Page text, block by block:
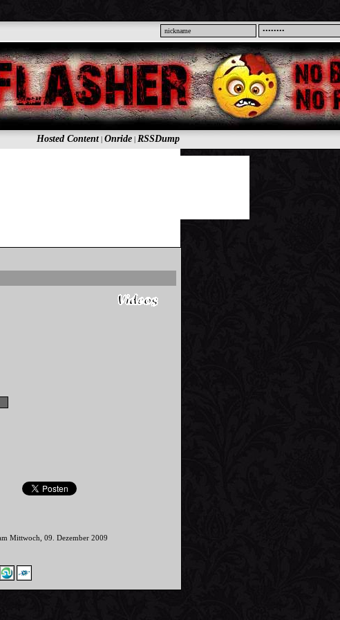
Hosted Content| Onride| RSSDump
Mittwoch, 09. Dezember 2009